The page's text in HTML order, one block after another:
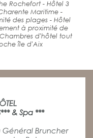
Rochefort - Hôtel 3
Maritime -
des plages - Hôtel
à proximité de
d'hôtel tout
île d'Aix
& Spa ***
Général Bruncher